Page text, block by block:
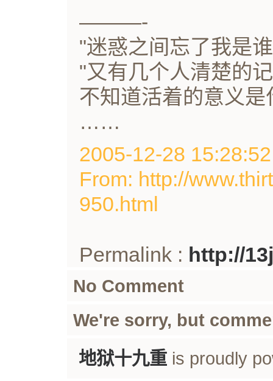
———-
"迷惑之间忘了我是谁
"又有几个人清楚的
不知道活着的意义
……
2005-12-28
From: http://
950.html
Permalink : http://
No Comment
We're sorry, but
地狱十九重is proudly